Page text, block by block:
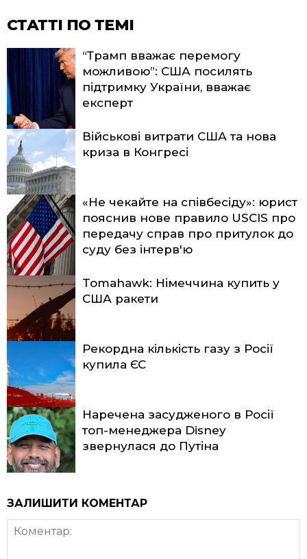
СТАТТІ ПО ТЕМІ
“Трамп вважає перемогу
можливою”: США посилять
підтримку України, вважає
експерт
Військові витрати США та нова
криза в Конгресі
«Не чекайте на співбесіду»: юрист
пояснив нове правило USCIS про
передачу справ про притулок до
суду без інтерв'ю
Tomahawk: Німеччина купить у
США ракети
Рекордна кількість газу з Росії
купила ЄС
Наречена засудженого в Росії
топ-менеджера Disney
звернулася до Путіна
ЗАЛИШИТИ КОМЕНТАР